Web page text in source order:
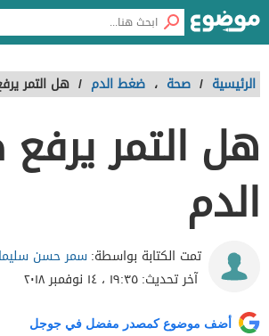
الرئيسية / صحة ، ضغط الدم / هل التمر
هل التمر
الدم
تمت الكتابة بواسطة:سمر حسن
آخر تحديث:١٩:٣٥ ، ١٤ نوفمبر ٢٠١٨
أضف موضوع كمصدر مفضل في جوجل